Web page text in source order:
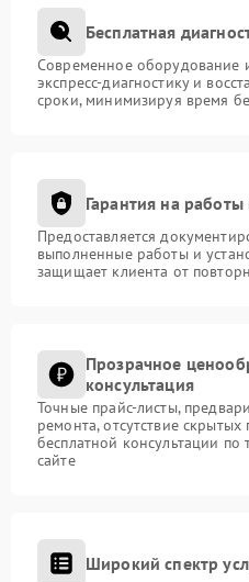
Бесплатная
Современное оборудование
экспресс-диагностику и
сроки, минимизируя время
Гарантия на работы
Предоставляется
выполненные работы и
защищает клиента от
Прозрачное
консультация
Точные прайс-листы,
ремонта, отсутствие
бесплатной консультации
сайте
Широкий спектр